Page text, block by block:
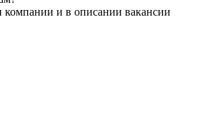
компании и в описании вакансии